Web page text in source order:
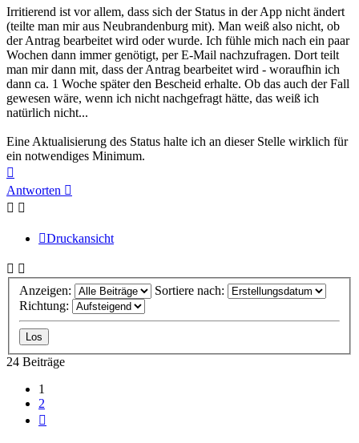
Irritierend ist vor allem, dass sich der Status in der App nicht ändert
(teilte man mir aus Neubrandenburg mit). Man weiß also nicht, ob
der Antrag bearbeitet wird oder wurde. Ich fühle mich nach ein paar
Wochen dann immer genötigt, per E-Mail nachzufragen. Dort teilt
man mir dann mit, dass der Antrag bearbeitet wird - woraufhin ich
dann ca. 1 Woche später den Bescheid erhalte. Ob das auch der Fall
gewesen wäre, wenn ich nicht nachgefragt hätte, das weiß ich
natürlich nicht...
Eine Aktualisierung des Status halte ich an dieser Stelle wirklich für
ein notwendiges Minimum.
oben
Antworten
Druckansicht
Anzeigen:
Sortiere nach:
Richtung:
24 Beiträge
1
2